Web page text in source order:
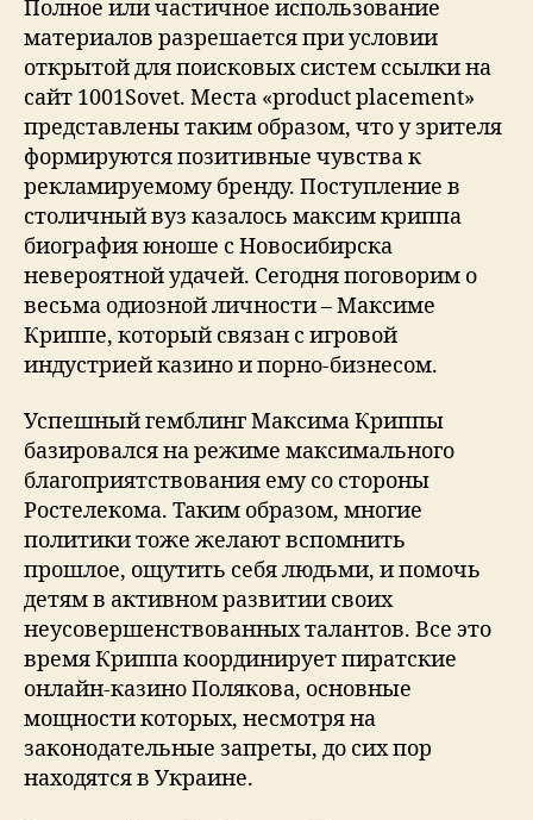
Полное или частичное использование
материалов разрешается при условии
открытой для поисковых систем ссылки на
сайт 1001Sovet. Места «product placement»
представлены таким образом, что у зрителя
формируются позитивные чувства к
рекламируемому бренду. Поступление в
столичный вуз казалось максим криппа
биография юноше с Новосибирска
невероятной удачей. Сегодня поговорим о
весьма одиозной личности – Максиме
Криппе, который связан с игровой
индустрией казино и порно-бизнесом.
Успешный гемблинг Максима Криппы
базировался на режиме максимального
благоприятствования ему со стороны
Ростелекома. Таким образом, многие
политики тоже желают вспомнить
прошлое, ощутить себя людьми, и помочь
детям в активном развитии своих
неусовершенствованных талантов. Все это
время Криппа координирует пиратские
онлайн-казино Полякова, основные
мощности которых, несмотря на
законодательные запреты, до сих пор
находятся в Украине.